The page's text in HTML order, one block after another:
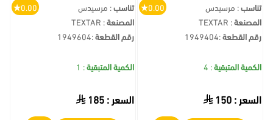
0.00 تناسب: مرسيدس
المصنعة: TEXTAR
رقم القطعة:
1949404
الكمية المتبقية: 4
السعر : 150
0.00 تناسب: مرسيدس
المصنعة: TEXTAR
رقم القطعة:
1949604
الكمية المتبقية: 1
السعر : 185